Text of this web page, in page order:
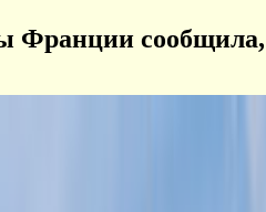
Франции сообщила,